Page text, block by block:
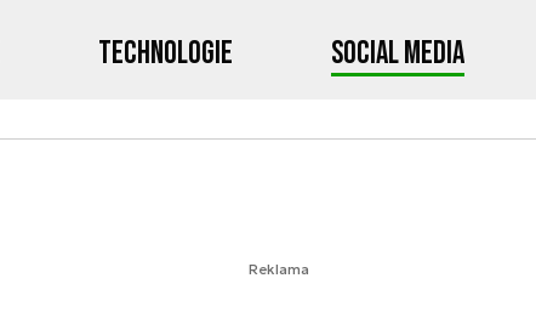
Technologie Social media
Reklama